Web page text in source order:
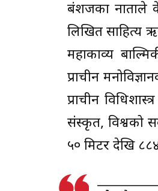
बंशजका नाताले
लिखित साहित्य
महाकाव्य
प्राचीन
प्राचीन
संस्कृत, विश्वको
५० मिटर देखि